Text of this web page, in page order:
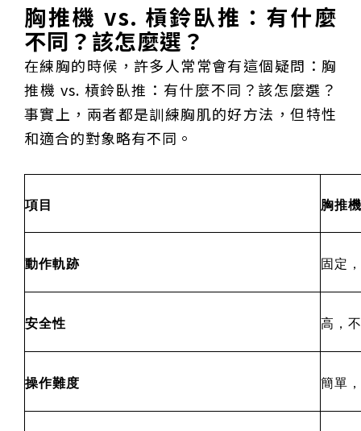
臺中甩「六都第一胖」稱號！「2026台中星燃計畫」啟
動 祭150萬獎金邀市民健康減重
跨界解密「健康一體」 科博館、國衛院特展登場 手機
化身探險工具自主解謎
活潑親切打破失智框架！日王牌業務丹野智文抗病13
年，靠「第二大腦」獨自來台分享生命淚水
國際保育盛事首移師亞洲 Joint TAG全球專家會議臺北
登場
綠營中投參選人合體 拋「中投新市鎮」 交通與醫療跨
域治理成焦點
夜市變廟會！山邊媽、旱溪媽、大庄媽三媽首度齊巡逢
甲 萬人爭躦轎底響徹夜空
MLB》鄧愷威6局飆6K完封小熊奪第3勝！宰制力複製
「王建民建仔旋風」引爆世代傳承鐵觀音節政大登場 結合大文山友善食農與地方創生
尖兵用藝術「說」出千年風俗
20年淬鍊！貓空纜車運量突破4,000萬人次 「天空綠
鷹》特映會 深化原民文化與生態永續教育
29件神級作品齊聚葫蘆墩！「藝馬登豐」2026台灣工
藝之家聯展震撼登場
跨越百年的生物觀測！科博館、成大《時空丈量師》特
展：讓典藏標本說出氣候變遷真相
睽違七年！精品郵輪「島嶼天空號」首航臺中港 參山處
跨海義診13年
胸推機 vs. 槓鈴臥推：有什麼
不同？該怎麼選？
在練胸的時候，許多人常常會有這個疑問：胸
推機 vs. 槓鈴臥推：有什麼不同？該怎麼選？
事實上，兩者都是訓練胸肌的好方法，但特性
和適合的對象略有不同。
項目 胸推
動作軌跡 固定
安全性 高，
操作難度 簡單